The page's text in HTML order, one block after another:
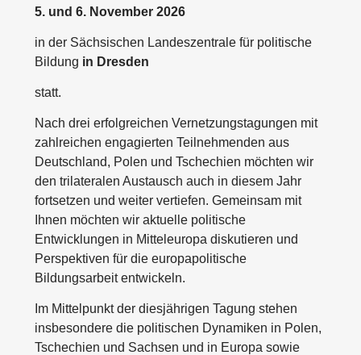
5. und 6. November 2026
in der Sächsischen Landeszentrale für politische
Bildung in Dresden
statt.
Nach drei erfolgreichen Vernetzungstagungen mit
zahlreichen engagierten Teilnehmenden aus
Deutschland, Polen und Tschechien möchten wir
den trilateralen Austausch auch in diesem Jahr
fortsetzen und weiter vertiefen. Gemeinsam mit
Ihnen möchten wir aktuelle politische
Entwicklungen in Mitteleuropa diskutieren und
Perspektiven für die europapolitische
Bildungsarbeit entwickeln.
Im Mittelpunkt der diesjährigen Tagung stehen
insbesondere die politischen Dynamiken in Polen,
Tschechien und Sachsen und in Europa sowie